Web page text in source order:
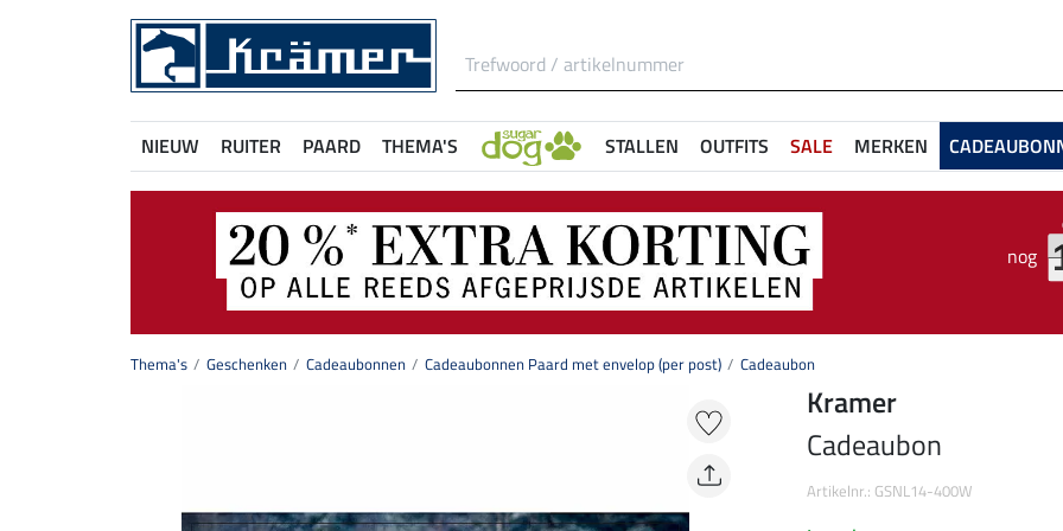
NIEUW RUITER PAARD THEMA'S STALLEN OUTFITS SALE MERKEN
nog
Thema's Geschenken Cadeaubonnen Cadeaubonnen Paard met envelop (per post) Cadeaubon
Kramer
Cadeaubon
Artikelnr.: GSNL14-400W